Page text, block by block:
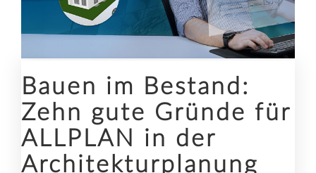
Bauen im Bestand:
Zehn gute Gründe für
ALLPLAN in der
Architekturplanung